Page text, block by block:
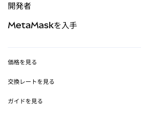
パーペチュアル
RWA
開発者
MetaMask Connect
Snaps
MetaMaskを入手
セキュリティ
価格を見る
イーサリアムの価格
Solanaの価格
交換レートを見る
ETH→USD
ガイドを見る